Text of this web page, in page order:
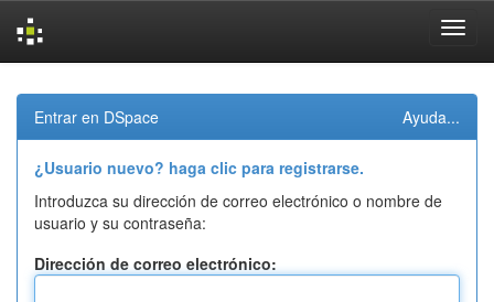
navigation
Entrar en DSpace Ayuda...
¿Usuario nuevo? haga clic para registrarse.
Introduzca su dirección de correo electrónico o nombre de
usuario y su contraseña:
Dirección de correo electrónico: